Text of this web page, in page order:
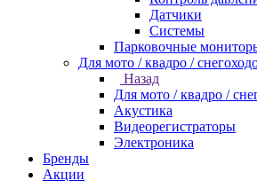
Датчики
Системы
Парковочные
Для мото / квадро /
Назад
Для мото / квадро /
Акустика
Видеорегистраторы
Электроника
Бренды
Акции